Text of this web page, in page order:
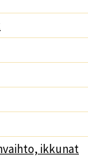
ikkunat